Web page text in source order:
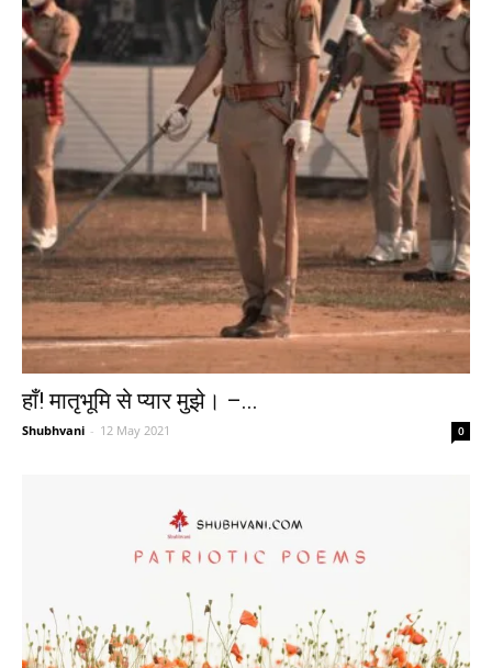
हाँ! मातृभूमि से प्यार मुझे। –...
Shubhvani - 12 May 2021 0